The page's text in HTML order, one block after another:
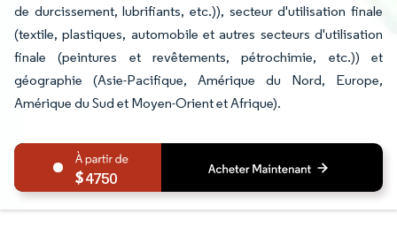
de durcissement, lubrifiants, etc.)), secteur d'utilisation finale
(textile, plastiques, automobile et autres secteurs d'utilisation
finale (peintures et revêtements, pétrochimie, etc.)) et
géographie (Asie-Pacifique, Amérique du Nord, Europe,
Amérique du Sud et Moyen-Orient et Afrique).
4750